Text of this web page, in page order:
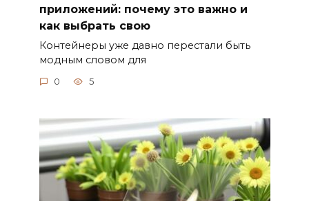
приложений: почему это важно и
как выбрать свою
Контейнеры уже давно перестали быть
модным словом для
0 5